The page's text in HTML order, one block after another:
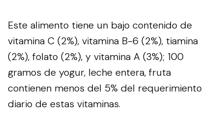
Este alimento tiene un bajo contenido de
vitamina C (2%), vitamina B-6 (2%), tiamina
(2%), folato (2%), y vitamina A (3%); 100
gramos de yogur, leche entera, fruta
contienen menos del 5% del requerimiento
diario de estas vitaminas.